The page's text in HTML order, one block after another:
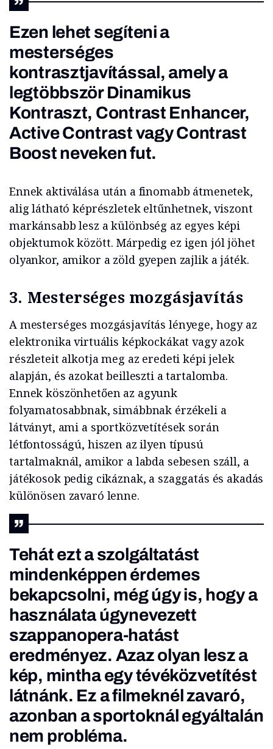
Ezen lehet segíteni a
mesterséges
kontrasztjavítással, amely a
legtöbbszörDinamikus
Kontraszt, Contrast Enhancer,
Active ContrastvagyContrast
Boostneveken fut.
Ennek aktiválása után a finomabb átmenetek,
alig látható képrészletek eltűnhetnek, viszont
markánsabb lesz a különbség az egyes képi
objektumok között. Márpedig ez igen jól jöhet
olyankor, amikor a zöld gyepen zajlik a játék.
3. Mesterséges mozgásjavítás
A mesterséges mozgásjavítás lényege, hogy az
elektronika virtuális képkockákat vagy azok
részleteit alkotja meg az eredeti képi jelek
alapján, és azokat beilleszti a tartalomba.
Ennek köszönhetően az agyunk
folyamatosabbnak, simábbnak érzékeli a
látványt, ami a sportközvetítések során
létfontosságú, hiszen az ilyen típusú
tartalmaknál, amikor a labda sebesen száll, a
játékosok pedig cikáznak, a szaggatás és akadás
különösen zavaró lenne.
Tehát ezt a szolgáltatást
mindenképpen érdemes
bekapcsolni, még úgy is, hogy a
használata úgynevezett
szappanopera-hatást
eredményez. Azaz olyan lesz a
kép, mintha egy tévéközvetítést
látnánk. Ez a filmeknél zavaró,
azonban a sportoknál egyáltalán
nem probléma.